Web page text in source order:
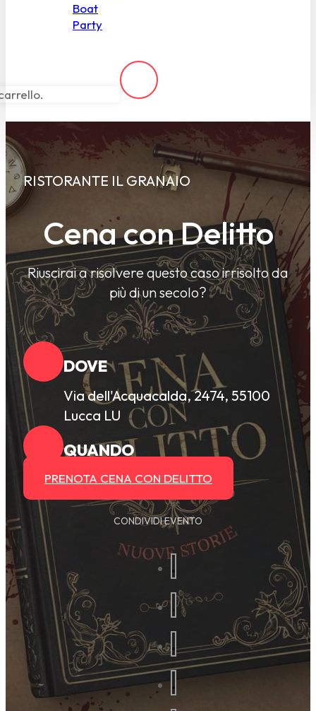
Boat
Party
RISTORANTE IL GRANAIO
Cena con Delitto
Riuscirai a risolvere questo caso irrisolto da
più di un secolo?
DOVE
Via dell'Acquacalda, 2474, 55100
Lucca LU
QUANDO
PRENOTA CENA CON DELITTO
CONDIVIDI EVENTO